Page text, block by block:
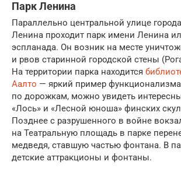
Парк Ленина
Параллельно центральной улице
Ленина проходит парк имени Ленина
эспланада. Он возник на месте
и рвов старинной городской стены
На территории парка находится
Аалто — яркий пример
по дорожкам, можно увидеть
«Лось» и «Лесной юноша» финских
Позднее с разрушенного в войне
на Театральную площадь в парке
медведя, ставшую частью фонтана. В
детские аттракционы и фонтаны.